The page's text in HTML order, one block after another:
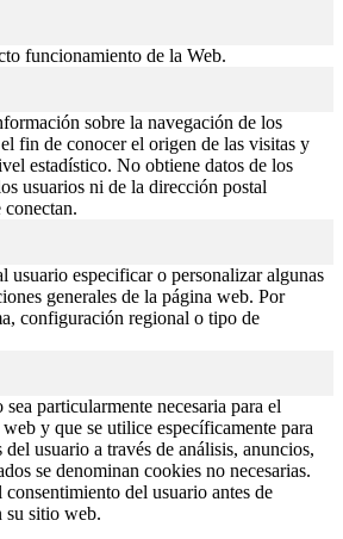
funcionamiento de la Web.
sobre la navegación de los
fin de conocer el origen de las visitas y
estadístico. No obtiene datos de los
usuarios ni de la dirección postal
conectan.
usuario especificar o personalizar algunas
generales de la página web. Por
configuración regional o tipo de
particularmente necesaria para el
y que se utilice específicamente para
del usuario a través de análisis, anuncios,
se denominan cookies no necesarias.
del usuario antes de
su sitio web.